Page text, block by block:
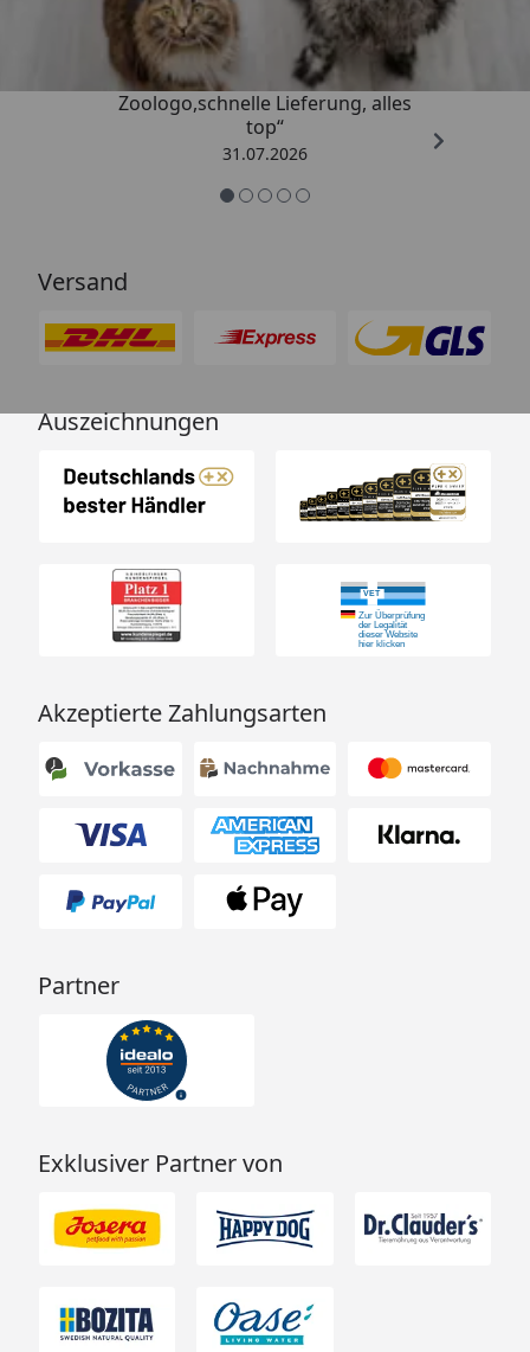
4,74/ 5
„Gute Erfahrung mit
Zoologo,schnelle Lieferung, alles
top“
31.07.2026
Versand
Auszeichnungen
Akzeptierte Zahlungsarten
Partner
Exklusiver Partner von